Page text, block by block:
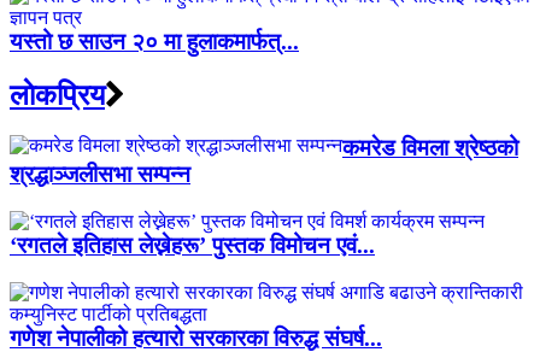
यस्तो छ साउन २० मा हुलाकमार्फत्...
लाेकप्रिय
कमरेड विमला श्रेष्ठको
श्रद्धाञ्जलीसभा सम्पन्न
‘रगतले इतिहास लेख्नेहरू’ पुस्तक विमोचन एवं...
गणेश नेपालीको हत्यारो सरकारका विरुद्ध संघर्ष...